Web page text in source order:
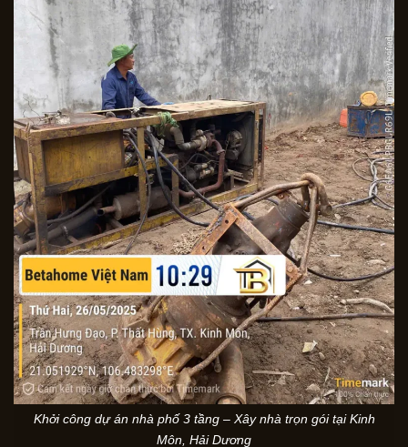
Khởi công dự án nhà phố 3 tầng – Xây nhà trọn gói tại Kinh
Môn, Hải Dương